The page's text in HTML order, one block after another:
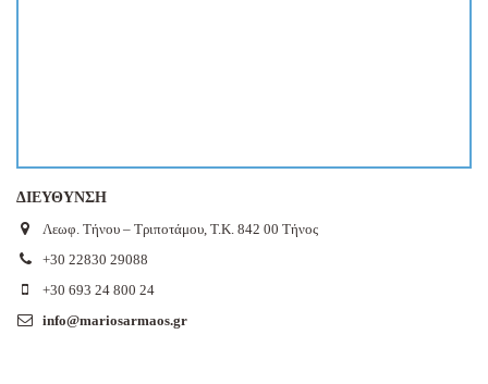
ΔΙΕΥΘΥΝΣΗ
Λεωφ. Τήνου – Τριποτάμου, Τ.Κ. 842 00 Τήνος
+30 22830 29088
+30 693 24 800 24
info@mariosarmaos.gr